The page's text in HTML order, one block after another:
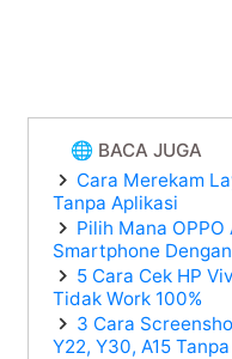
🌐 BACA JUGA
Cara Merekam
Tanpa Aplikasi
Pilih Mana OPPO
Smartphone
5 Cara Cek HP
Tidak Work 100%
3 Cara
Y22, Y30, A15